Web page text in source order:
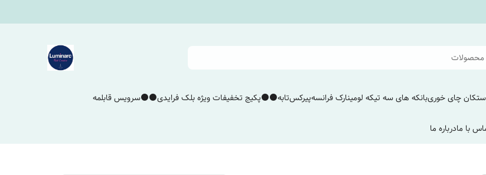
چای خوریبانکه های سه تیکه لومینارک فرانسهپیرکستابه⚫️⚫️پکیج تخفیفات ویژه بلک فرایدی⚫️⚫️سرویس قابلمه
با مادرباره ما